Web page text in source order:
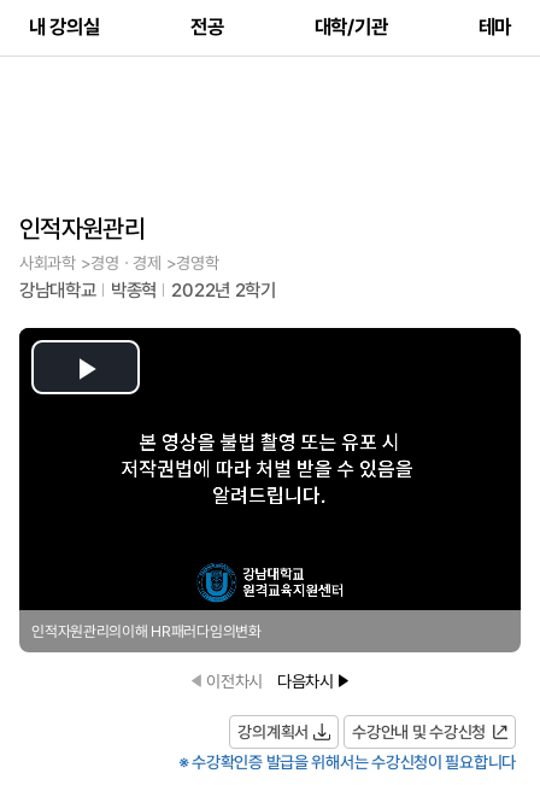
내 강의실 전공 대학/기관 테마
인적자원관리
사회과학 >경영ㆍ경제 >경영학
강남대학교 박종혁 2022년 2학기
Play
Video
인적자원관리의이해 HR패러다임의변화
이전차시 다음차시
강의계획서
수강안내 및 수강신청
※ 수강확인증 발급을 위해서는 수강신청이 필요합니다